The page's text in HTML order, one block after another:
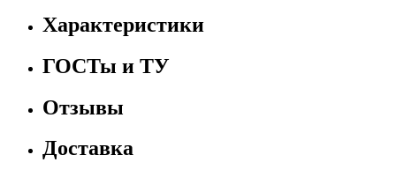
Характеристики
ГОСТы и ТУ
Отзывы
Доставка